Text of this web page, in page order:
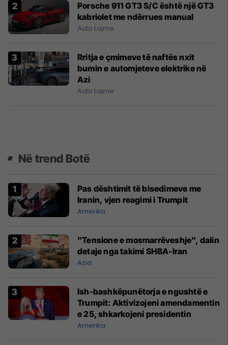
Porsche 911 GT3 S/C është një GT3
kabriolet me ndërrues manual
Auto Lajme
Rritja e çmimeve të naftës nxit
bumin e automjeteve elektrike në
Azi
Auto Lajme
Në trend Botë
Pas dështimit të bisedimeve me
Iranin, vjen reagimi i Trumpit
Amerika
"Tensione e mosmarrëveshje", dalin
detaje nga takimi SHBA-Iran
Azia
Ish-bashkëpunëtorja e ngushtë e
Trumpit: Aktivizojeni amendamentin
e 25, shkarkojeni presidentin
Amerika